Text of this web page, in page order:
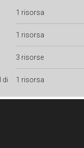
1 risorsa
1 risorsa
3 risorse
di 1 risorsa